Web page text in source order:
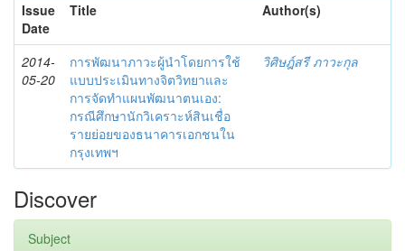
Issue
Date
Title Author(s)
2014-
05-20
การพัฒนาภาวะผู้นำโดยการใช้
แบบประเมินทางจิตวิทยาและ
การจัดทำแผนพัฒนาตนเอง:
กรณีศึกษานักวิเคราะห์สินเชื่อ
รายย่อยของธนาคารเอกชนใน
กรุงเทพฯ
วิศิษฎ์สรี ภาวะกุล
Discover
Subject